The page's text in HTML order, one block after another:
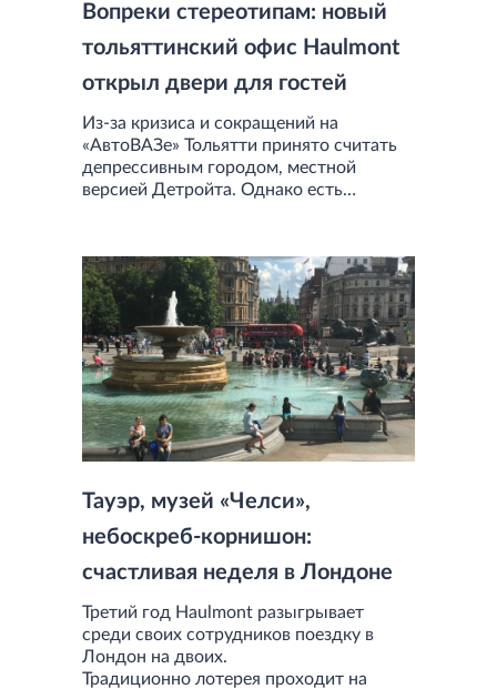
Вопреки стереотипам: новый
тольяттинский офис Haulmont
открыл двери для гостей
Из-за кризиса и сокращений на
«АвтоВАЗе» Тольятти принято считать
депрессивным городом, местной
версией Детройта. Однако есть
только автопромом.
Тауэр, музей «Челси»,
небоскреб-корнишон:
счастливая неделя в Лондоне
Третий год Haulmont разыгрывает
среди своих сотрудников поездку в
Лондон на двоих.
Традиционно лотерея проходит на